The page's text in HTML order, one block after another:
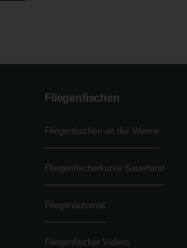
Fliegenfischen
Fliegenfischen an der Wenne
Fliegenfischerkurse Sauerland
Fliegenautomat
Fliegenfischer Videos